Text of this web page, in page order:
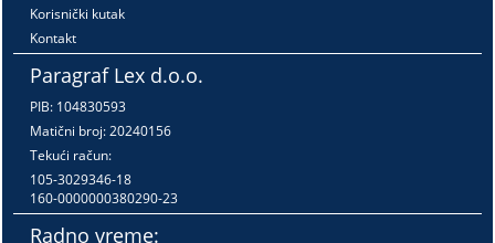
Korisnički kutak
Kontakt
Paragraf Lex d.o.o.
PIB: 104830593
Matični broj: 20240156
Tekući račun:
105-3029346-18
160-0000000380290-23
Radno vreme: